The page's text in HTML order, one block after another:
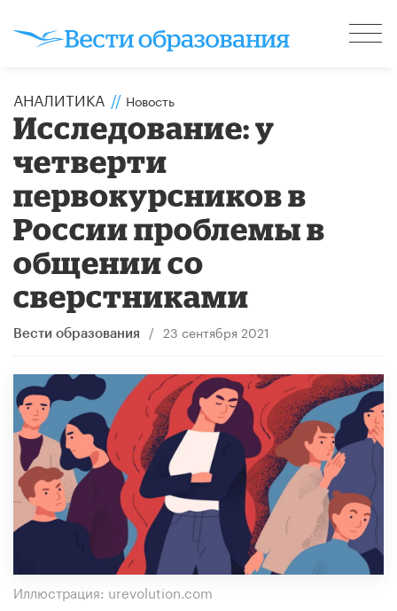
АНАЛИТИКА // Новость
Исследование: у
четверти
первокурсников в
России проблемы в
общении со
сверстниками
Вести образования / 23 сентября 2021
Иллюстрация: urevolution.com